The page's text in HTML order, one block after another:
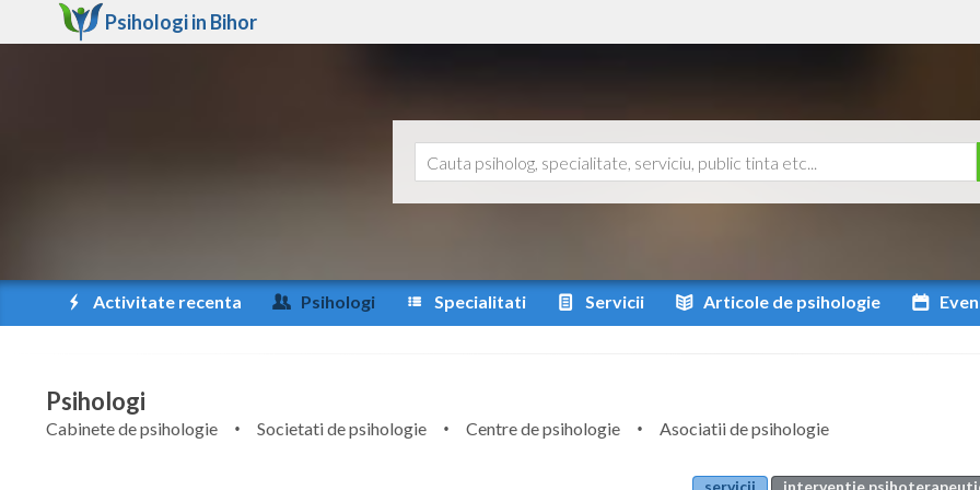
Psihologi in Bihor
Activitate recenta Psihologi Specialitati Servicii Articole de psihologie
Psihologi
Cabinete de psihologie Societati de psihologie Centre de psihologie
Asociatii de psihologie
servicii
interventie